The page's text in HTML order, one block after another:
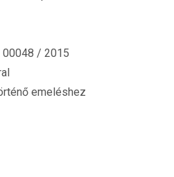
00048 / 2015
emeléshez